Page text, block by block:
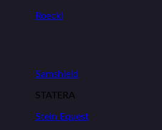
Roeckl
Samshield
STATERA
Stein Equest